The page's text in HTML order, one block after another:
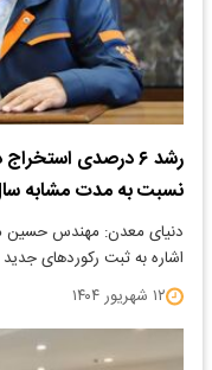
رشد ۶ درصدی
نسبت به مدت مشابه
دنیای معدن: مهندس حسین
اشاره به ثبت رکوردهای جدید
۱۲ شهریور ۱۴۰۴